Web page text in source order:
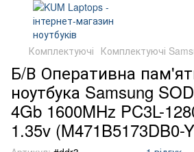
Комплектуючі Комплектуючі
Б/В Оперативна
ноутбука Samsung
4Gb 1600MHz PC3L-
1.35v (M471B5173DB0-